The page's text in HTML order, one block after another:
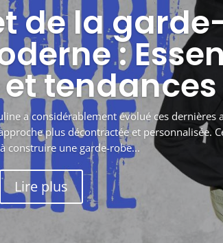
de la
:
tendances
a considérablement évolué ces dernières
plus décontractée et personnalisée.
construire une garde-robe...
Lire plus